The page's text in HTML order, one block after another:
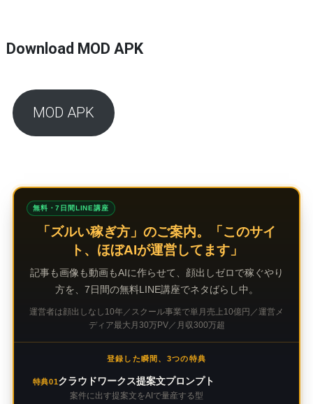
Download MOD APK
MOD APK
無料・7日間LINE講座
「ズルい稼ぎ方」のご案内。「このサイ
ト、ほぼAIが運営してます」
記事も画像も動画もAIに作らせて、顔出しゼロで稼ぐやり
方を、7日間の無料LINE講座でネタばらし中。
運営者は顔出しなし10年／スクール事業で単月売上10億円／運営メ
ディア最大月30万PV／月収300万超
登録した瞬間、3つの特典
特典01クラウドワークス提案文プロンプト
案件に出す提案文をAIで量産する型